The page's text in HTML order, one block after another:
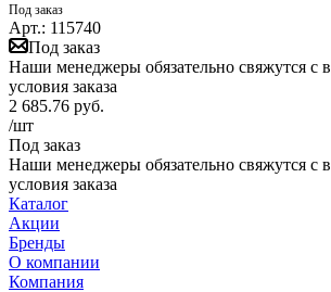
Под заказ
Арт.: 115740
Под заказ
Наши менеджеры обязательно свяжутся с
условия заказа
2 685.76 руб.
/шт
Под заказ
Наши менеджеры обязательно свяжутся с
условия заказа
Каталог
Акции
Бренды
О компании
Компания